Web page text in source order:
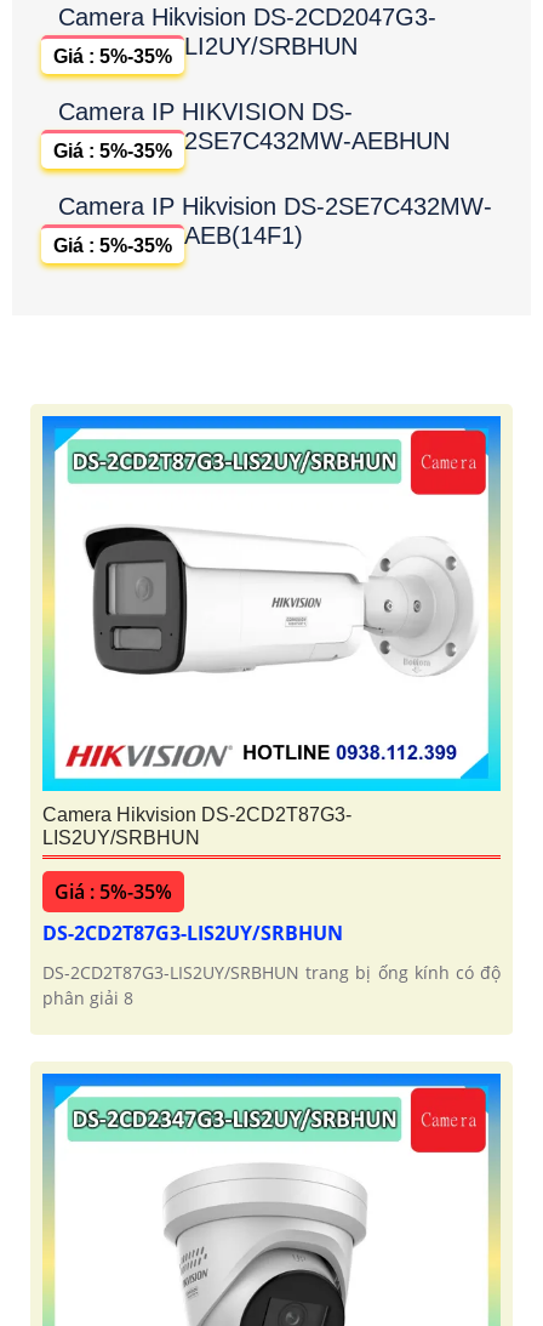
Camera Hikvision DS-2CD2047G3-
LI2UY/SRBHUN
Giá : 5%-35%
Camera IP HIKVISION DS-
2SE7C432MW-AEBHUN
Giá : 5%-35%
Camera IP Hikvision DS-2SE7C432MW-
AEB(14F1)
Giá : 5%-35%
Camera Hikvision DS-2CD2T87G3-
LIS2UY/SRBHUN
Giá : 5%-35%
DS-2CD2T87G3-LIS2UY/SRBHUN
DS-2CD2T87G3-LIS2UY/SRBHUN trang bị ống kính có độ
phân giải 8